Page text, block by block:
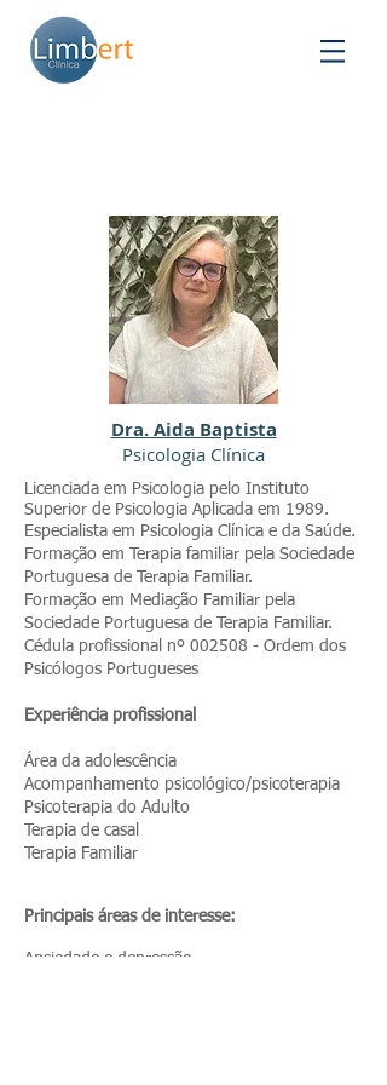
Dra. Aida Baptista
Psicologia Clínica
Licenciada em Psicologia pelo Instituto
Superior de Psicologia Aplicada em 1989.
Especialista em Psicologia Clínica e da Saúde.
Formação em Terapia familiar pela Sociedade
Portuguesa de Terapia Familiar.
Formação em Mediação Familiar pela
Sociedade Portuguesa de Terapia Familiar.
Cédula profissional nº 002508 - Ordem dos
Psicólogos Portugueses
Experiência profissional
Área da adolescência
Acompanhamento psicológico/psicoterapia
Psicoterapia do Adulto
Terapia de casal
Terapia Familiar
Principais áreas de interesse:
Ansiedade e depressão